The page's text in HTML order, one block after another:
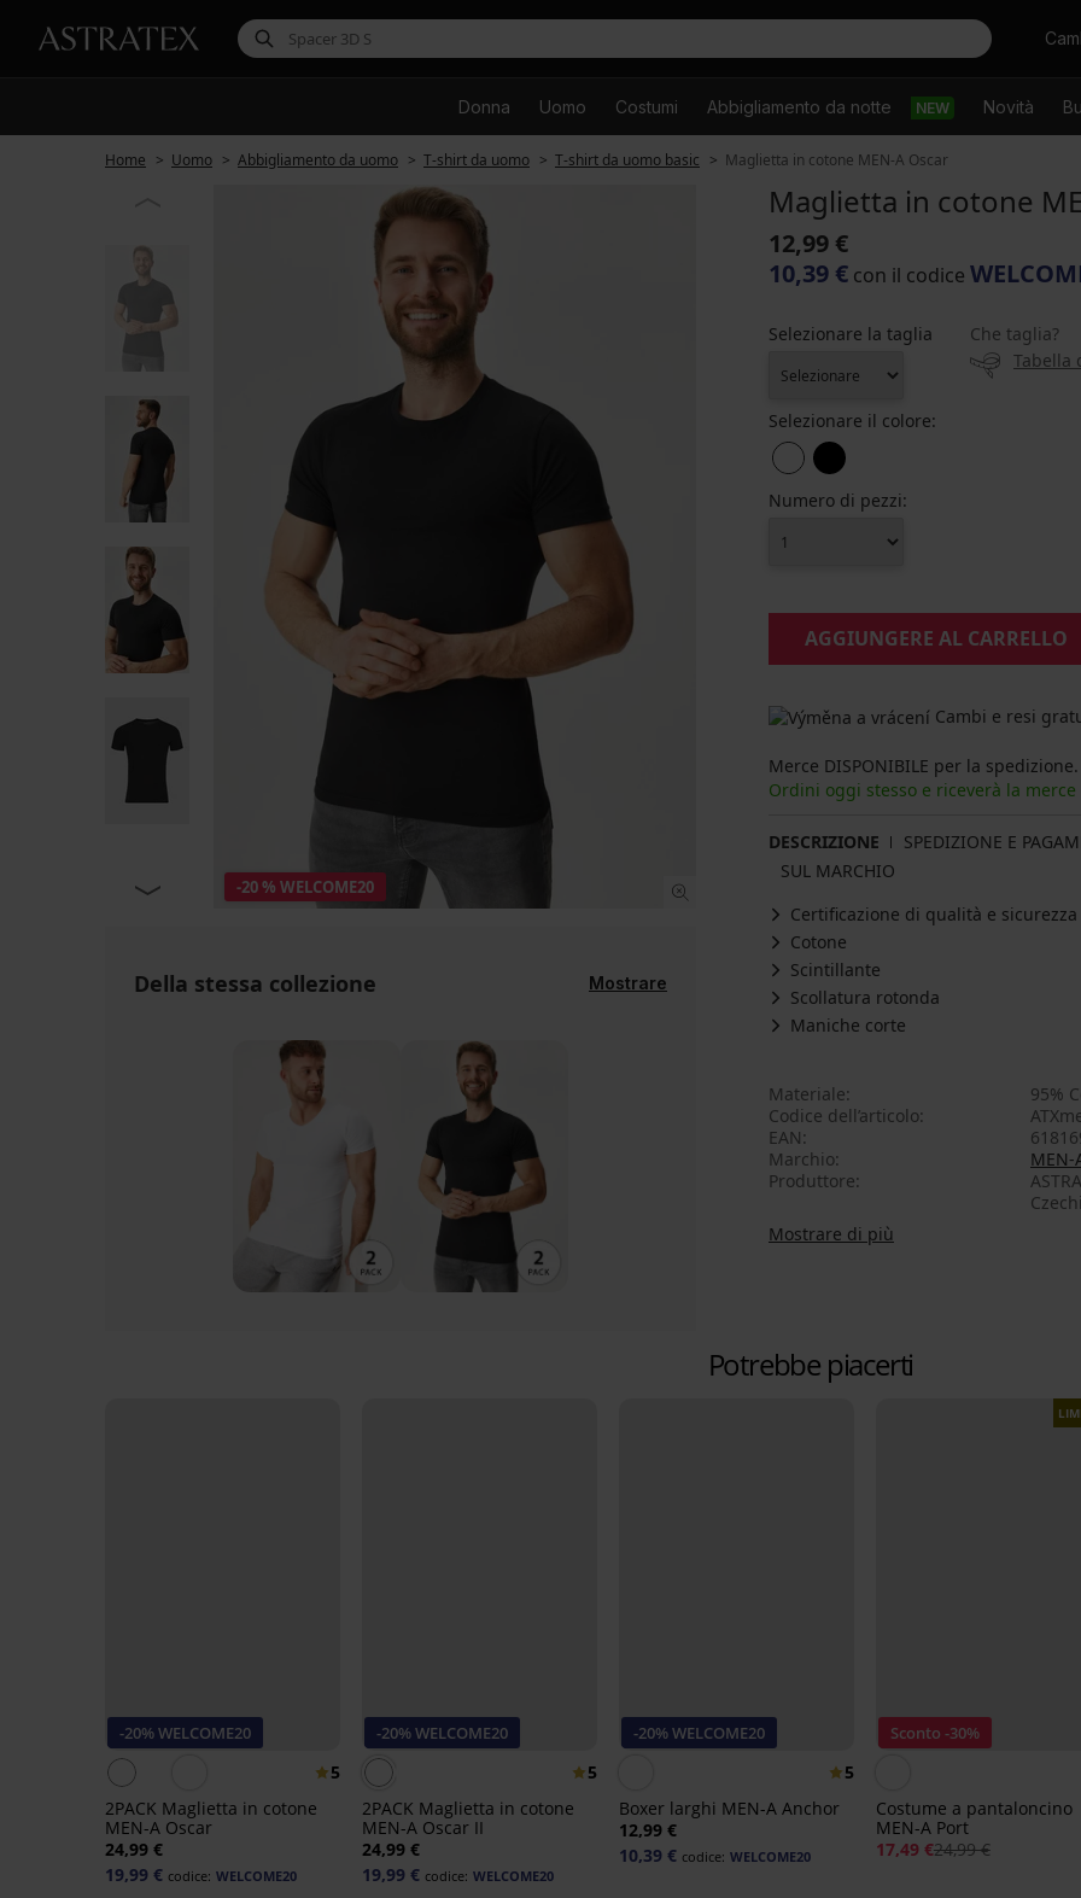
Cercare
Donna Uomo Costumi Abbigliamento da notte NEW Novità
Home Uomo Abbigliamento da uomo T-shirt da uomo T-shirt da uomo basic Maglietta in cotone MEN-A Oscar
-20 % WELCOME20
Della stessa collezione Mostrare
Maglietta in cotone
12,99 €
10,39 € con il codice
Selezionare la taglia
Che taglia?
Tabella
Selezionare il colore:
Numero di pezzi:
AGGIUNGERE AL CARRELLO
Cambi e resi
Merce DISPONIBILE per la spedizione.
Ordini oggi stesso e riceverà la
DESCRIZIONE SPEDIZIONE E
SUL MARCHIO
Certificazione di qualità e
Cotone
Scintillante
Scollatura rotonda
Maniche corte
Materiale
95%
Codice dell’articolo
EAN
Marchio
MEN-
Produttore
Mostrare di più
Potrebbe piacerti
-20% WELCOME20
5
2PACK Maglietta in cotone
MEN-A Oscar
24,99 €
19,99 € codice: WELCOME20
-20% WELCOME20
5
2PACK Maglietta in cotone
MEN-A Oscar II
24,99 €
19,99 € codice: WELCOME20
-20% WELCOME20
5
Boxer larghi MEN-A Anchor
12,99 €
10,39 € codice: WELCOME20
Sconto -30%
Costume a pantaloncino
MEN-A Port
17,49 €24,99 €